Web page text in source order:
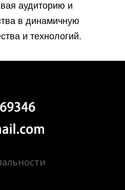
аудиторию и
в динамичную
и технологий.